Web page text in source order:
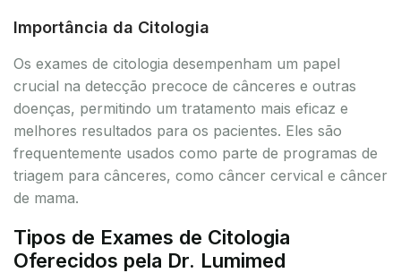
Importância da Citologia
Os exames de citologia desempenham um papel
crucial na detecção precoce de cânceres e outras
doenças, permitindo um tratamento mais eficaz e
melhores resultados para os pacientes. Eles são
frequentemente usados como parte de programas de
triagem para cânceres, como câncer cervical e câncer
de mama.
Tipos de Exames de Citologia
Oferecidos pela Dr. Lumimed